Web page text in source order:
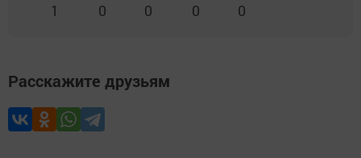
1 0 0 0 0
Расскажите друзьям